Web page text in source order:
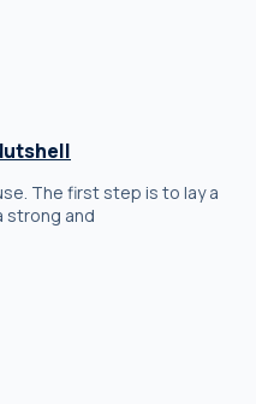
The first step is to lay a
strong and